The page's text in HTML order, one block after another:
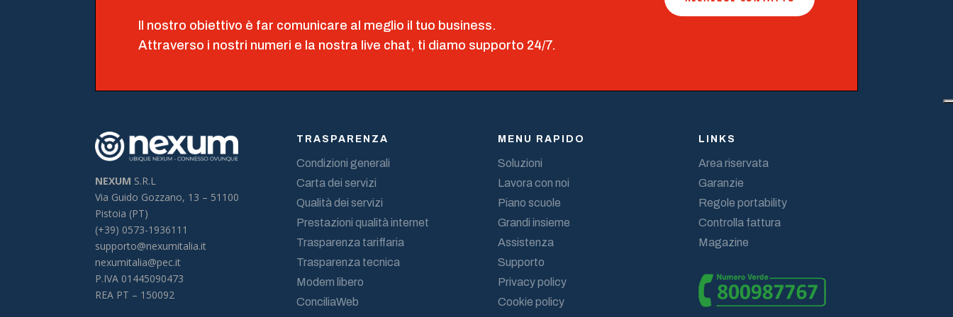
Il nostro obiettivo è far comunicare al meglio il tuo business.
Attraverso i nostri numeri e la nostra live chat, ti diamo supporto 24/7.
NEXUM S.R.L
Via Guido Gozzano, 13 – 51100
Pistoia (PT)
(+39) 0573-1936111
supporto@nexumitalia.it
nexumitalia@pec.it
P.IVA 01445090473
REA PT – 150092
TRASPARENZA
Condizioni generali
Carta dei servizi
Qualità dei servizi
Prestazioni qualità internet
Trasparenza tariffaria
Trasparenza tecnica
Modem libero
ConciliaWeb
MENU RAPIDO
Soluzioni
Lavora con noi
Piano scuole
Grandi insieme
Assistenza
Supporto
Privacy policy
Cookie policy
LINKS
Area riservata
Garanzie
Regole portability
Controlla fattura
Magazine